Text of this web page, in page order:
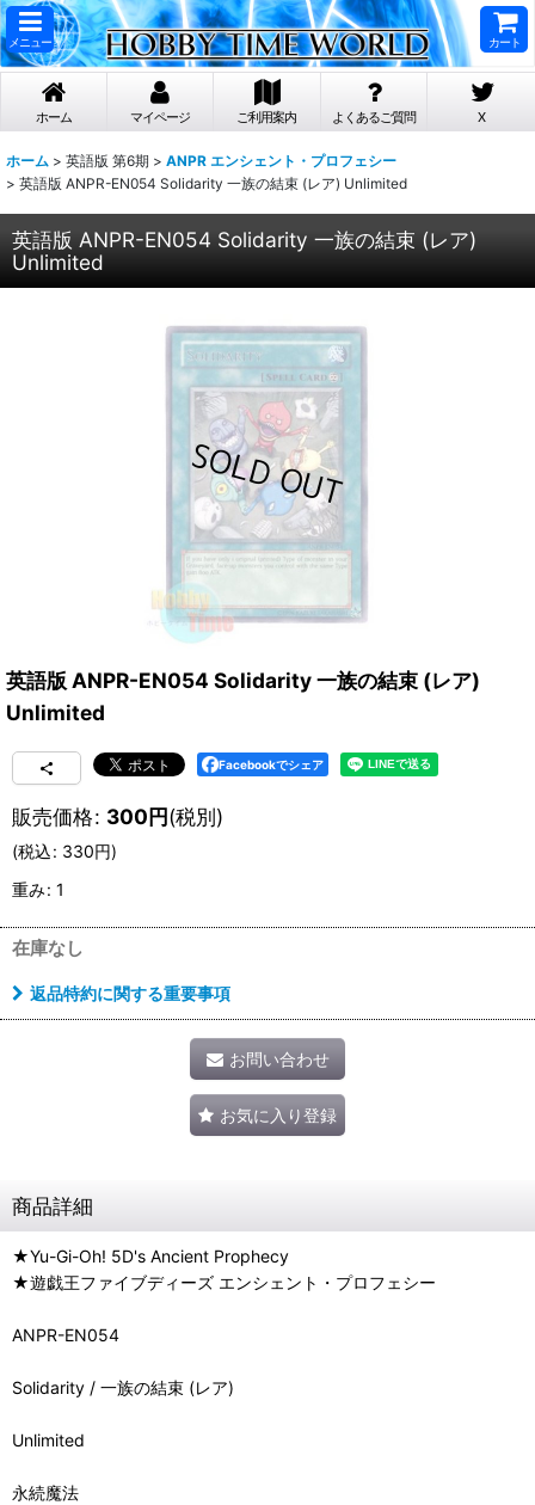
メニュー カート
ホーム マイページ ご利用案内 よくあるご質問 X
ホーム > 英語版 第6期 > ANPR エンシェント・プロフェシー
> 英語版 ANPR-EN054 Solidarity 一族の結束 (レア) Unlimited
英語版 ANPR-EN054 Solidarity 一族の結束 (レア)
Unlimited
英語版 ANPR-EN054 Solidarity 一族の結束 (レア)
Unlimited
Facebookでシェア
販売価格: 300円(税別)
(税込: 330円)
重み: 1
在庫なし
返品特約に関する重要事項
お問い合わせ
お気に入り登録
商品詳細
★Yu-Gi-Oh! 5D's Ancient Prophecy
★遊戯王ファイブディーズ エンシェント・プロフェシー
ANPR-EN054
Solidarity / 一族の結束 (レア)
Unlimited
永続魔法